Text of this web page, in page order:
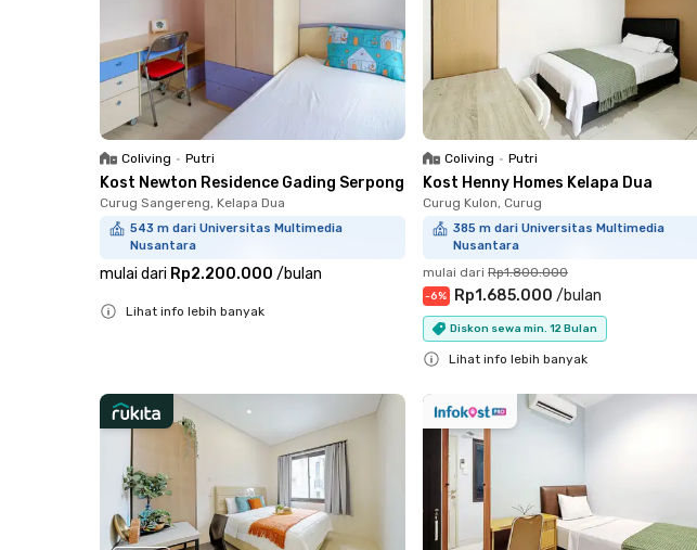
Coliving • Putri
Kost Newton Residence Gading Serpong
Curug Sangereng, Kelapa Dua
543 m dari Universitas Multimedia
Nusantara
mulai dari Rp2.200.000 /bulan
Lihat info lebih banyak
Coliving • Putri
Kost Henny Homes Kelapa Dua
Curug Kulon, Curug
385 m dari Universitas Multimedia
Nusantara
mulai dari Rp1.800.000
-6% Rp1.685.000 /bulan
Diskon sewa min. 12 Bulan
Lihat info lebih banyak